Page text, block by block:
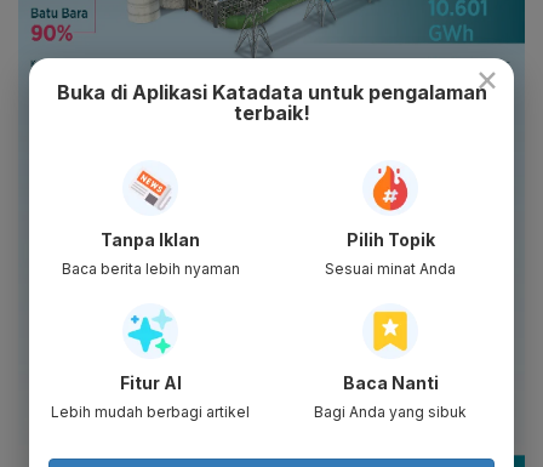
×
Buka di Aplikasi Katadata untuk pengalaman
terbaik!
Tanpa Iklan
Baca berita lebih nyaman
Pilih Topik
Sesuai minat Anda
Fitur AI
Lebih mudah berbagi artikel
Baca Nanti
Bagi Anda yang sibuk